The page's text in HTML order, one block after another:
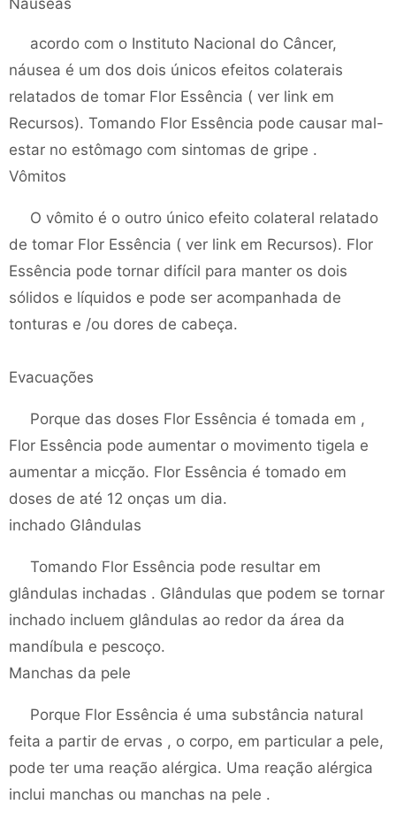
Náuseas
acordo com o Instituto Nacional do Câncer,
náusea é um dos dois únicos efeitos colaterais
relatados de tomar Flor Essência ( ver link em
Recursos). Tomando Flor Essência pode causar mal-
estar no estômago com sintomas de gripe .
Vômitos
O vômito é o outro único efeito colateral relatado
de tomar Flor Essência ( ver link em Recursos). Flor
Essência pode tornar difícil para manter os dois
sólidos e líquidos e pode ser acompanhada de
tonturas e /ou dores de cabeça.
Evacuações
Porque das doses Flor Essência é tomada em ,
Flor Essência pode aumentar o movimento tigela e
aumentar a micção. Flor Essência é tomado em
doses de até 12 onças um dia.
inchado Glândulas
Tomando Flor Essência pode resultar em
glândulas inchadas . Glândulas que podem se tornar
inchado incluem glândulas ao redor da área da
mandíbula e pescoço.
Manchas da pele
Porque Flor Essência é uma substância natural
feita a partir de ervas , o corpo, em particular a pele,
pode ter uma reação alérgica. Uma reação alérgica
inclui manchas ou manchas na pele .